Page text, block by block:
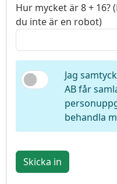
Hur mycket är 8 +
du inte är en robot)
Jag
AB får
behandla
Skicka in